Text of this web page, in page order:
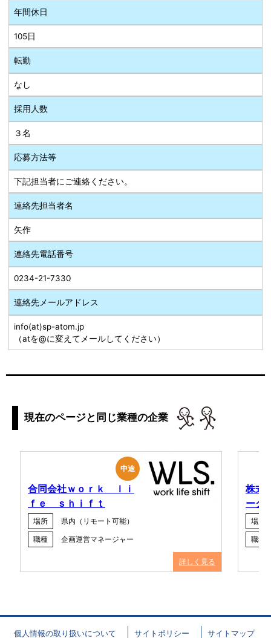
年間休日
105日
転勤
なし
採用人数
３名
応募方法等
下記担当者にご連絡ください。
連絡先担当者名
矢作
連絡先電話番号
0234-21-7330
連絡先メールアドレス
info(at)sp-atom.jp
（atを@に変えてメールしてください）
現在のページと同じ業種の企業
中途
合同会社ｗｏｒｋ ｌｉ
ｆｅ ｓｈｉｆｔ
場所
県内（リモート可能）
職種
企画運営マネージャー
詳しく見る
株式
ーク
場所
職種
個人情報の取り扱いについて サイトポリシー サイトマップ